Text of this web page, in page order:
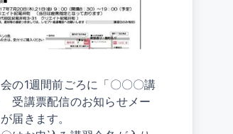
の1週間前ごろに「〇〇〇講
受講票配信のお知らせメー
届きます。